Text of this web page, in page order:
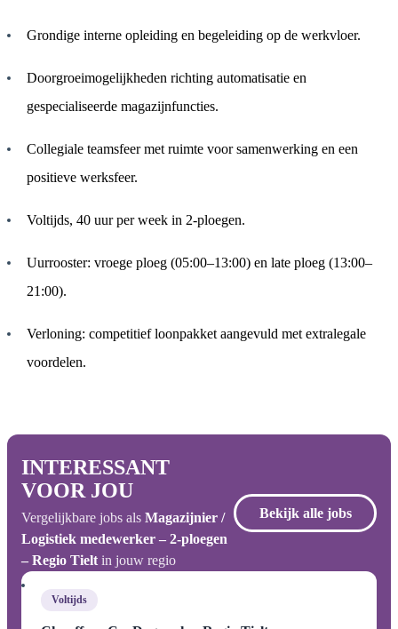
Grondige interne opleiding en begeleiding op de werkvloer.
Doorgroeimogelijkheden richting automatisatie en
gespecialiseerde magazijnfuncties.
Collegiale teamsfeer met ruimte voor samenwerking en een
positieve werksfeer.
Voltijds, 40 uur per week in 2-ploegen.
Uurrooster: vroege ploeg (05:00–13:00) en late ploeg (13:00–
21:00).
Verloning: competitief loonpakket aangevuld met extralegale
voordelen.
INTERESSANT
VOOR JOU
Vergelijkbare jobs als Magazijnier /
Logistiek medewerker – 2-ploegen
– Regio Tielt in jouw regio
Bekijk alle jobs
Voltijds